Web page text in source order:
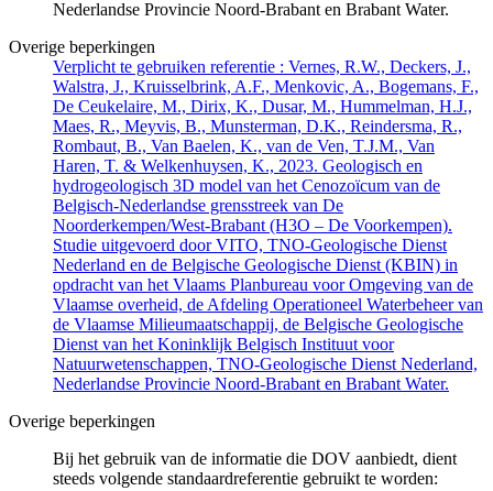
Nederlandse Provincie Noord-Brabant en Brabant Water.
Overige beperkingen
Verplicht te gebruiken referentie : Vernes, R.W., Deckers, J.,
Walstra, J., Kruisselbrink, A.F., Menkovic, A., Bogemans, F.,
De Ceukelaire, M., Dirix, K., Dusar, M., Hummelman, H.J.,
Maes, R., Meyvis, B., Munsterman, D.K., Reindersma, R.,
Rombaut, B., Van Baelen, K., van de Ven, T.J.M., Van
Haren, T. & Welkenhuysen, K., 2023. Geologisch en
hydrogeologisch 3D model van het Cenozoïcum van de
Belgisch-Nederlandse grensstreek van De
Noorderkempen/West-Brabant (H3O – De Voorkempen).
Studie uitgevoerd door VITO, TNO-Geologische Dienst
Nederland en de Belgische Geologische Dienst (KBIN) in
opdracht van het Vlaams Planbureau voor Omgeving van de
Vlaamse overheid, de Afdeling Operationeel Waterbeheer van
de Vlaamse Milieumaatschappij, de Belgische Geologische
Dienst van het Koninklijk Belgisch Instituut voor
Natuurwetenschappen, TNO-Geologische Dienst Nederland,
Nederlandse Provincie Noord-Brabant en Brabant Water.
Overige beperkingen
Bij het gebruik van de informatie die DOV aanbiedt, dient
steeds volgende standaardreferentie gebruikt te worden: